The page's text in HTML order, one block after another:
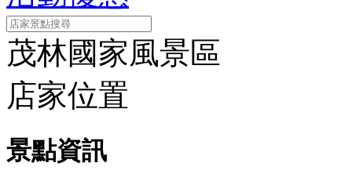
茂林國家風景區
店家位置
景點資訊